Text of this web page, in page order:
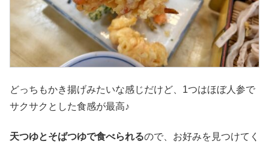
どっちもかき揚げみたいな感じだけど、1つはほぼ人参で
サクサクとした食感が最高♪
天つゆとそばつゆで食べられるので、お好みを見つけてく